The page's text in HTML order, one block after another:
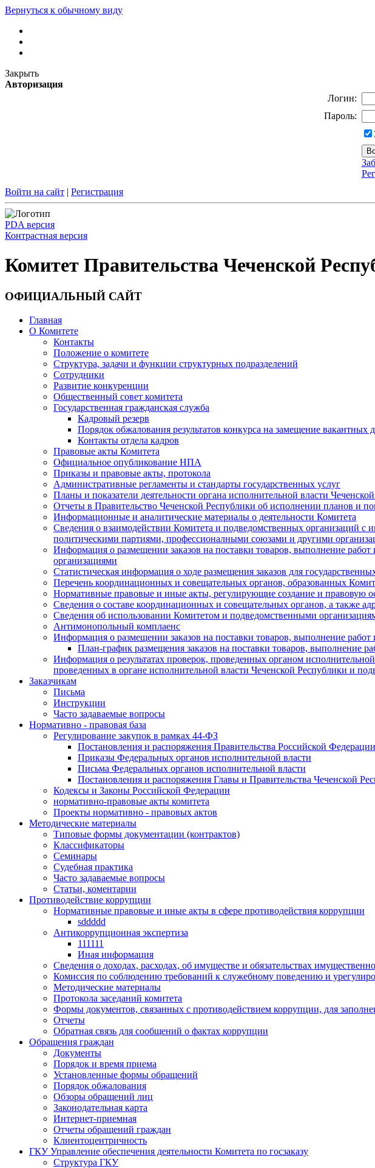
Вернуться к обычному виду
Закрыть
Авторизация
Логин:
Пароль:
Войти на сайт | Регистрация
PDA версия
Контрастная версия
Комитет Правительства Чеченской
ОФИЦИАЛЬНЫЙ САЙТ
Главная
О Комитете
Контакты
Положение о комитете
Структура, задачи и функции структурных подразделений
Сотрудники
Развитие конкуренции
Общественный совет комитета
Государственная гражданская служба
Кадровый резерв
Порядок обжалования результатов конкурса на замещение вакантных
Контакты отдела кадров
Правовые акты Комитета
Официальное опубликование НПА
Приказы и правовые акты, протокола
Административные регламенты и стандарты государственных услуг
Планы и показатели деятельности органа исполнительной власти
Отчеты в Правительство Чеченской Республики об исполнении планов и
Информационные и аналитические материалы о деятельности Комитета
Сведения о взаимодействии Комитета и подведомственных организаций
политическими партиями, профессионалными союзами и другими
Информация о размещении заказов на поставки товаров, выполнение
организациями
Статистическая информация о ходе размещения заказов для
Перечень координационных и совещательных органов, образованных
Нормативные правовые и иные акты, регулирующие создание и правовую
Сведения о составе координационных и совещательных органов, а также
Сведения об использовании Комитетом и подведомственными
Антимонопольный комплаенс
Информация о размещении заказов на поставки товаров, выполнение работ
План-график размещения заказов на поставки товаров, выполнение
Информация о результатах проверок, проведенных органом
проведенных в органе исполнительной власти Чеченской Республики и
Заказчикам
Письма
Инструкции
Часто задаваемые вопросы
Нормативно - правовая база
Регулирование закупок в рамках 44-ФЗ
Постановления и распоряжения Правительства Российской Федерации
Приказы Федеральных органов исполнительной власти
Письма Федеральных органов исполнительной власти
Постановления и распоряжения Главы и Правительства Чеченской
Кодексы и Законы Российской Федерации
нормативно-правовые акты комитета
Проекты нормативно - правовых актов
Методические материалы
Типовые формы документации (контрактов)
Классификаторы
Семинары
Судебная практика
Часто задаваемые вопросы
Статьи, коментарии
Противодействие коррупции
Нормативные правовые и иные акты в сфере противодействия коррупции
sddddd
Антикоррупционная экспертиза
111111
Иная информация
Сведения о доходах, расходах, об имуществе и обязательствах
Комиссия по соблюдению требований к служебному поведению и
Методические материалы
Протокола заседаний комитета
Формы документов, связанных с противодействием коррупции, для
Отчеты
Обратная связь для сообщений о фактах коррупции
Обращения граждан
Документы
Порядок и время приема
Установленные формы обращений
Порядок обжалования
Обзоры обращений лиц
Законодательная карта
Интернет-приемная
Отчеты обращений граждан
Клиентоцентричность
ГКУ Управление обеспечения деятельности Комитета по госзаказу
Структура ГКУ